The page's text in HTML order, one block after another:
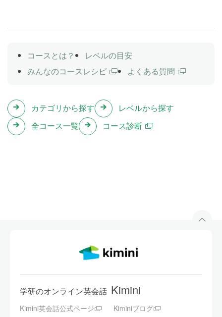
の仕方を学習しましょう。
Lesson 14 レストランで注文してみよう(2)
食べ物と飲み物の名前を使ってレストランで注文して
味を表す言葉を英語で言ってみましょう。
毎日すること
毎日することを英語で言ってみましょう。
コースとは？
レベルの目安
みんなのコースレシピ
よくある質問
カテゴリから探す
レベルから探す
全コース一覧
コース診断
学研のオンライン英会話 Kimini
Kimini英会話公式ページ Kiminiブログ